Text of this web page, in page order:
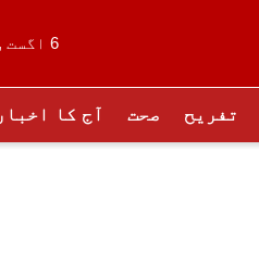
6 اگست ,2026
تفریح صحت آج کا اخبار